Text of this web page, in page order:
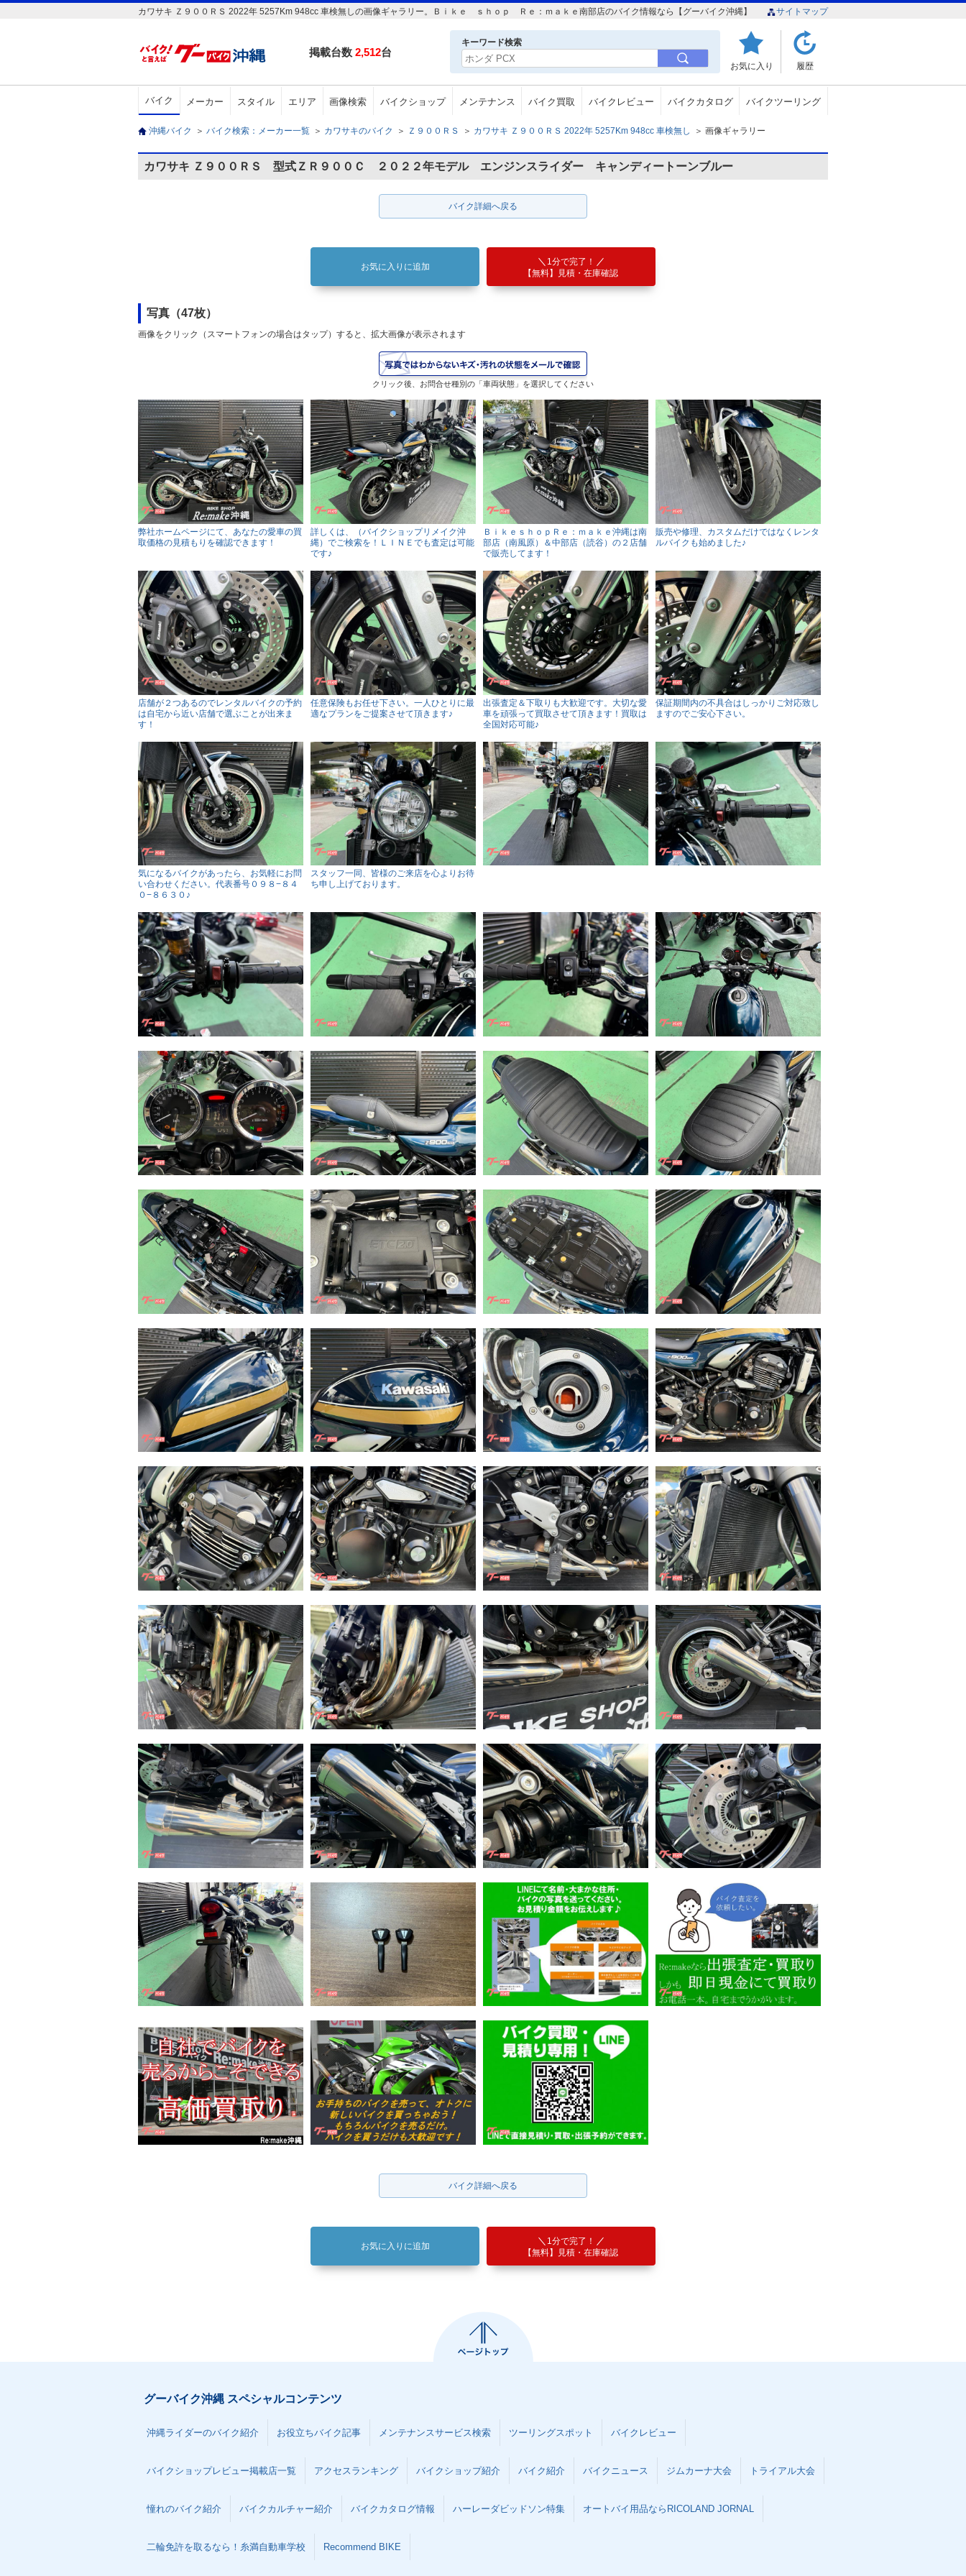
カワサキ Ｚ９００ＲＳ 2022年 5257Km 948cc 車検無しの画像ギャラリー。Ｂｉｋｅ ｓｈｏｐ Ｒｅ：ｍａｋｅ南部店のバイク情報なら【グーバイク沖縄】 サイトマップ
掲載台数 2,512台
キーワード検索
お気に入り 履歴
バイク メーカー スタイル エリア 画像検索 バイクショップ メンテナンス バイク買取 バイクレビュー バイクカタログ バイクツーリング
沖縄バイク ＞ バイク検索：メーカー一覧 ＞ カワサキのバイク ＞ Ｚ９００ＲＳ ＞ カワサキ Ｚ９００ＲＳ 2022年 5257Km 948cc 車検無し ＞ 画像ギャラリー
カワサキ Ｚ９００ＲＳ 型式ＺＲ９００Ｃ ２０２２年モデル エンジンスライダー キャンディートーンブルー
バイク詳細へ戻る
お気に入りに追加
1分で完了！
【無料】見積・在庫確認
写真（47枚）
画像をクリック（スマートフォンの場合はタップ）すると、拡大画像が表示されます
クリック後、お問合せ種別の「車両状態」を選択してください
弊社ホームページにて、あなたの愛車の買
取価格の見積もりを確認できます！
詳しくは、（バイクショップリメイク沖
縄）でご検索を！ＬＩＮＥでも査定は可能
です♪
ＢｉｋｅｓｈｏｐＲｅ：ｍａｋｅ沖縄は南
部店（南風原）＆中部店（読谷）の２店舗
で販売してます！
販売や修理、カスタムだけではなくレンタ
ルバイクも始めました♪
店舗が２つあるのでレンタルバイクの予約
は自宅から近い店舗で選ぶことが出来ま
す！
任意保険もお任せ下さい。一人ひとりに最
適なプランをご提案させて頂きます♪
出張査定＆下取りも大歓迎です。大切な愛
車を頑張って買取させて頂きます！買取は
全国対応可能♪
保証期間内の不具合はしっかりご対応致し
ますのでご安心下さい。
気になるバイクがあったら、お気軽にお問
い合わせください。代表番号０９８−８４
０−８６３０♪
スタッフ一同、皆様のご来店を心よりお待
ち申し上げております。
バイク詳細へ戻る
お気に入りに追加
1分で完了！
【無料】見積・在庫確認
グーバイク沖縄 スペシャルコンテンツ
沖縄ライダーのバイク紹介 お役立ちバイク記事 メンテナンスサービス検索 ツーリングスポット バイクレビュー
バイクショップレビュー掲載店一覧 アクセスランキング バイクショップ紹介 バイク紹介 バイクニュース ジムカーナ大会 トライアル大会
憧れのバイク紹介 バイクカルチャー紹介 バイクカタログ情報 ハーレーダビッドソン特集 オートバイ用品ならRICOLAND JORNAL
二輪免許を取るなら！糸満自動車学校 Recommend BIKE